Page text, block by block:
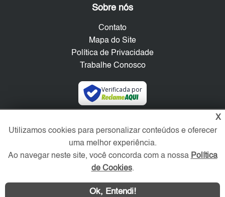
Sobre nós
Contato
Mapa do Site
Política de Privacidade
Trabalhe Conosco
Verificada por
X
Utilizamos cookies para personalizar conteúdos e oferecer
uma melhor experiência.
Ao navegar neste site, você concorda com a nossa Política
de Cookies.
Ok, Entendi!